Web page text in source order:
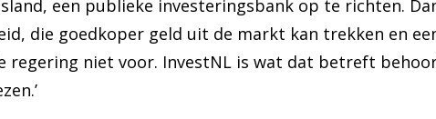
een publieke investeringsbank op te richten.
die goedkoper geld uit de markt kan trekken en
regering niet voor. InvestNL is wat dat betreft